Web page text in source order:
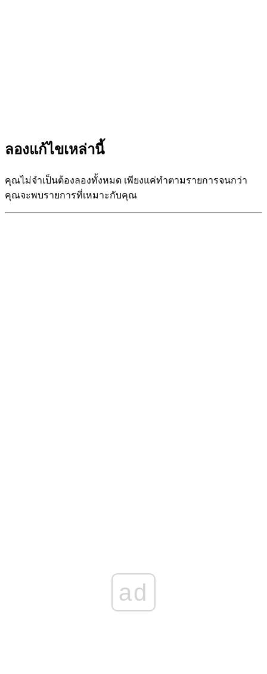
ลองแก้ไขเหล่านี้
คุณไม่จำเป็นต้องลองทั้งหมด เพียงแค่ทำตามรายการจนกว่า
คุณจะพบรายการที่เหมาะกับคุณ
ad